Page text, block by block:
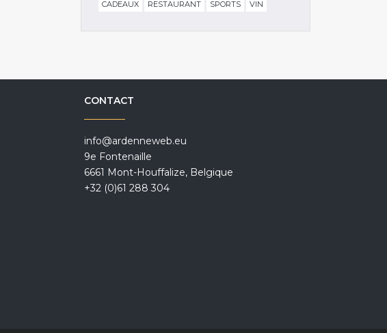
CADEAUX
RESTAURANT SPORTS VIN
CONTACT
info@ardenneweb.eu
9e Fontenaille
6661 Mont-Houffalize, Belgique
+32 (0)61 288 304